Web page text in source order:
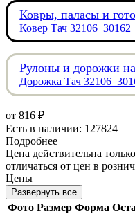
Ковры, паласы и
Ковер Тач 32106_30162
Рулоны и дорожки
Дорожка Тач
от 816 ₽
Есть в наличии: 127824
Подробнее
Цена действительна
отличаться от цен в
Цены
Развернуть все
Фото Размер Форма